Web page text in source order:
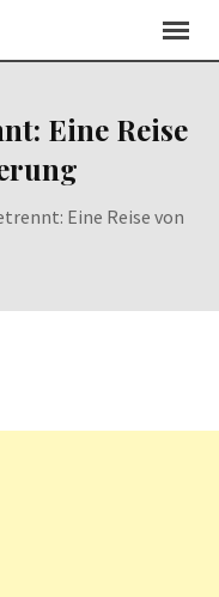
Eine Reise
Eine Reise von